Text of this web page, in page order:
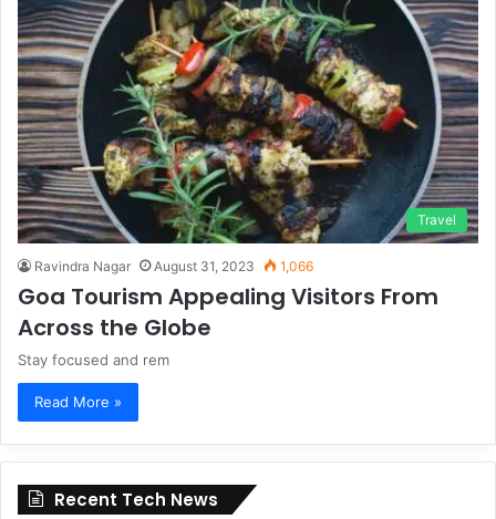
Travel
Ravindra Nagar August 31, 2023 1,066
Goa Tourism Appealing Visitors From
Across the Globe
Stay focused and rem
Read More »
Recent Tech News